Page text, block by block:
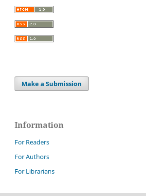
Make a Submission
Information
For Readers
For Authors
For Librarians